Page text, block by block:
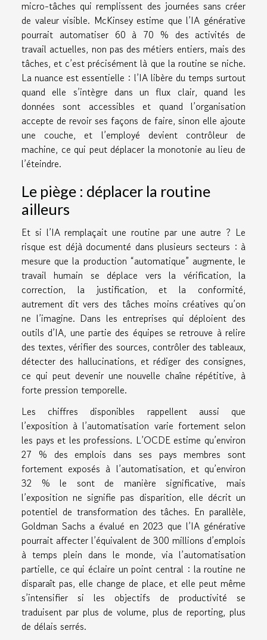
micro-tâches qui remplissent des journées sans créer
de valeur visible. McKinsey estime que l’IA générative
pourrait automatiser 60 à 70 % des activités de
travail actuelles, non pas des métiers entiers, mais des
tâches, et c’est précisément là que la routine se niche.
La nuance est essentielle : l’IA libère du temps surtout
quand elle s’intègre dans un flux clair, quand les
données sont accessibles et quand l’organisation
accepte de revoir ses façons de faire, sinon elle ajoute
une couche, et l’employé devient contrôleur de
machine, ce qui peut déplacer la monotonie au lieu de
l’éteindre.
Le piège : déplacer la routine
ailleurs
Et si l’IA remplaçait une routine par une autre ? Le
risque est déjà documenté dans plusieurs secteurs : à
mesure que la production “automatique” augmente, le
travail humain se déplace vers la vérification, la
correction, la justification, et la conformité,
autrement dit vers des tâches moins créatives qu’on
ne l’imagine. Dans les entreprises qui déploient des
outils d’IA, une partie des équipes se retrouve à relire
des textes, vérifier des sources, contrôler des tableaux,
détecter des hallucinations, et rédiger des consignes,
ce qui peut devenir une nouvelle chaîne répétitive, à
forte pression temporelle.
Les chiffres disponibles rappellent aussi que
l’exposition à l’automatisation varie fortement selon
les pays et les professions. L’OCDE estime qu’environ
27 % des emplois dans ses pays membres sont
fortement exposés à l’automatisation, et qu’environ
32 % le sont de manière significative, mais
l’exposition ne signifie pas disparition, elle décrit un
potentiel de transformation des tâches. En parallèle,
Goldman Sachs a évalué en 2023 que l’IA générative
pourrait affecter l’équivalent de 300 millions d’emplois
à temps plein dans le monde, via l’automatisation
partielle, ce qui éclaire un point central : la routine ne
disparaît pas, elle change de place, et elle peut même
s’intensifier si les objectifs de productivité se
traduisent par plus de volume, plus de reporting, plus
de délais serrés.